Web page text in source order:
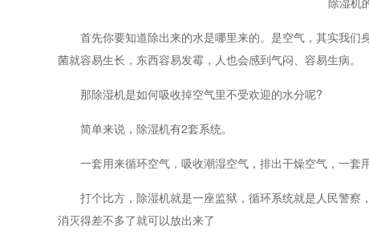
首先你要知道除出来的水是哪里来的。是空气，其实我们
菌就容易生长，东西容易发霉，人也会感到气闷、容易生病。
那除湿机是如何吸收掉空气里不受欢迎的水分呢?
简单来说，除湿机有2套系统。
一套用来循环空气，吸收潮湿空气，排出干燥空气，一套用
打个比方，除湿机就是一座监狱，循环系统就是人民警察
消灭得差不多了就可以放出来了